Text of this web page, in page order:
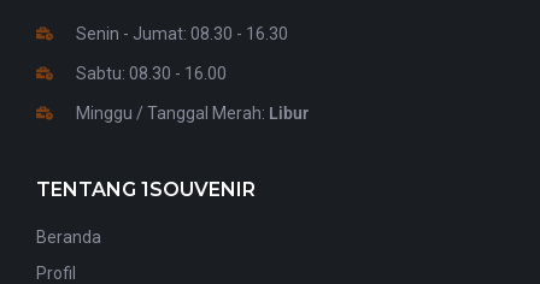
Senin - Jumat: 08.30 - 16.30
Sabtu: 08.30 - 16.00
Minggu / Tanggal Merah: Libur
TENTANG 1SOUVENIR
Beranda
Profil